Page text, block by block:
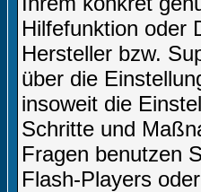
Hilfefunktion oder
Hersteller bzw.
über die
insoweit die
Schritte und
Fragen benutzen
Flash-Players